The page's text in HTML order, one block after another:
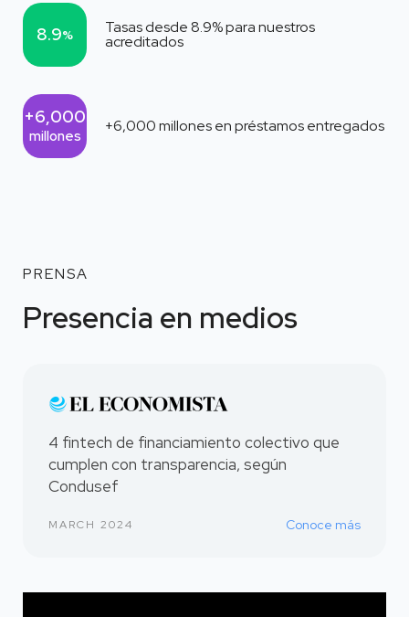
8.9% Tasas desde8.9% para nuestros
acreditados
+6,000
millones
+6,000millones en préstamos entregados
PRENSA
Presencia en medios
4 fintech de financiamiento colectivo que
cumplen con transparencia, según
Condusef
MARCH 2024 Conoce más